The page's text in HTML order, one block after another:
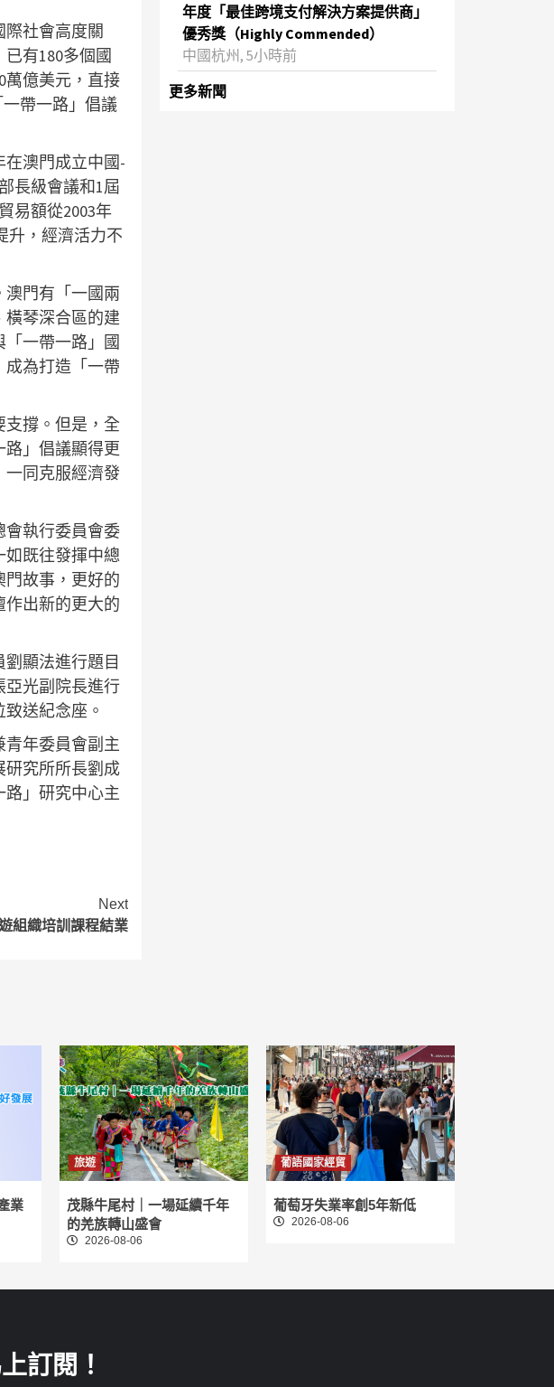
社會高度關
有180多個國
萬億美元，直接
帶一路」倡議
在澳門成立中國-
長級會議和1屆
易額從2003年
升，經濟活力不
門有「一國兩
琴深合區的建
一帶一路」國
為打造「一帶
撐。但是，全
」倡議顯得更
一同克服經濟發
會執行委員會委
如既往發揮中總
故事，更好的
出新的更大的
顯法進行題目
亞光副院長進行
送紀念座。
年委員會副主
研究所所長劉成
」研究中心主
Next
組織培訓課程結業
年度「最佳跨境支付解決方案提供商」
優秀獎（Highly Commended）
中國杭州, 5小時前
更多新聞
業
旅遊
茂縣牛尾村｜一場延續千年
的羌族轉山盛會
2026-08-06
葡語國家經貿
葡萄牙失業率創5年新低
2026-08-06
訂閱！